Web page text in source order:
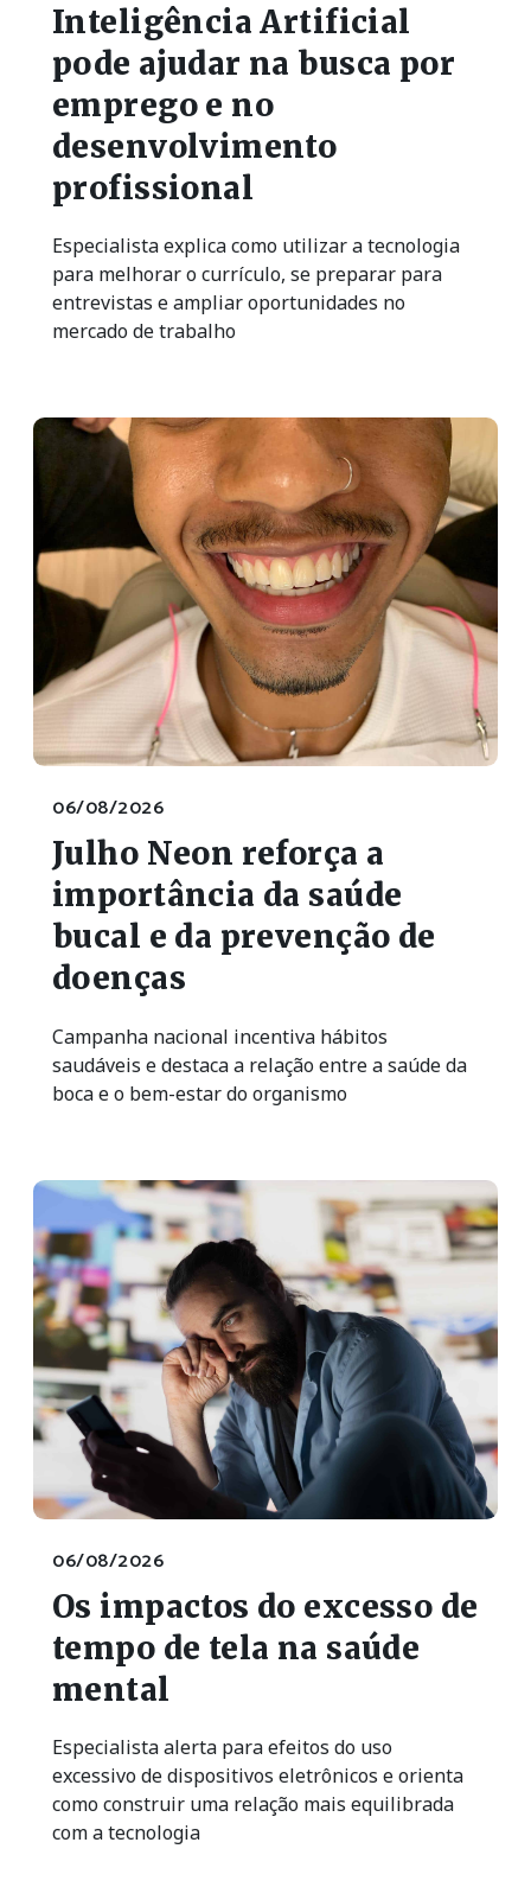
Inteligência Artificial
pode ajudar na busca por
emprego e no
desenvolvimento
profissional
Especialista explica como utilizar a tecnologia
para melhorar o currículo, se preparar para
entrevistas e ampliar oportunidades no
mercado de trabalho
06/08/2026
Julho Neon reforça a
importância da saúde
bucal e da prevenção de
doenças
Campanha nacional incentiva hábitos
saudáveis e destaca a relação entre a saúde da
boca e o bem-estar do organismo
06/08/2026
Os impactos do excesso de
tempo de tela na saúde
mental
Especialista alerta para efeitos do uso
excessivo de dispositivos eletrônicos e orienta
como construir uma relação mais equilibrada
com a tecnologia